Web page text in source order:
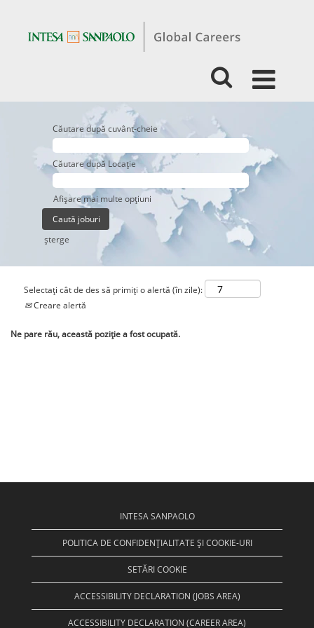
Căutare după cuvânt-cheie
Căutare după Locație
Afișare mai multe opțiuni
şterge
Selectați cât de des să primiți o alertă (în zile):
Creare alertă
Ne pare rău, această poziție a fost ocupată.
INTESA SANPAOLO
POLITICA DE CONFIDENȚIALITATE ȘI COOKIE-URI
SETĂRI COOKIE
ACCESSIBILITY DECLARATION (JOBS AREA)
ACCESSIBILITY DECLARATION (CAREER AREA)